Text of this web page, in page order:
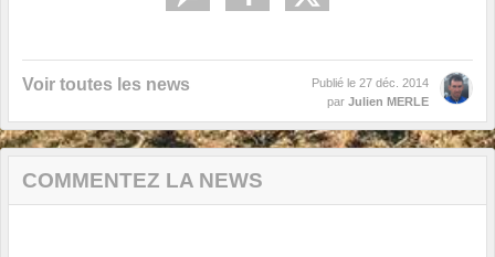
Voir toutes les news Publié le 27 déc. 2014
par Julien MERLE
COMMENTEZ LA NEWS